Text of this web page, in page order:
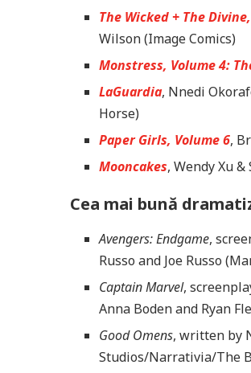
The Wicked + The
Wilson (Image Comics)
Monstress, Volume 4:
LaGuardia, Nnedi
Horse)
Paper Girls, Volume 6,
Mooncakes, Wendy Xu
Cea mai bună
Avengers: Endgame,
Russo and Joe Russo
Captain Marvel,
Anna Boden and Ryan
Good Omens, written by
Studios/Narrativia/The